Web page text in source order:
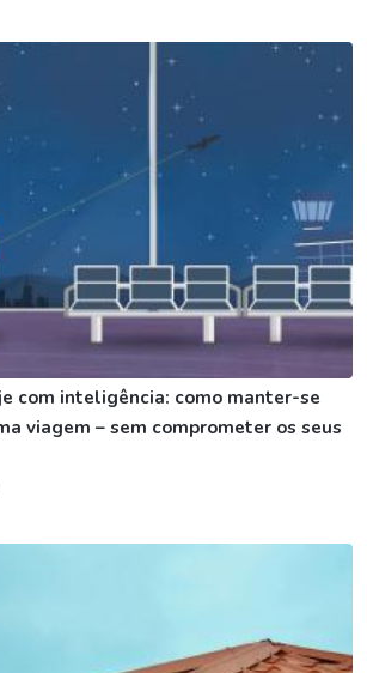
com inteligência: como manter-se
viagem – sem comprometer os seus